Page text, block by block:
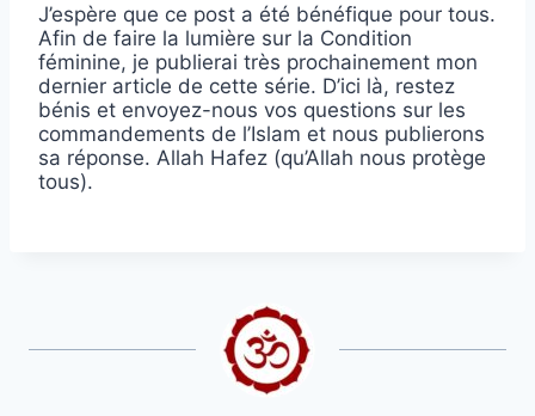
J’espère que ce post a été bénéfique pour tous.
Afin de faire la lumière sur la Condition
féminine, je publierai très prochainement mon
dernier article de cette série. D’ici là, restez
bénis et envoyez-nous vos questions sur les
commandements de l’Islam et nous publierons
sa réponse. Allah Hafez (qu’Allah nous protège
tous).